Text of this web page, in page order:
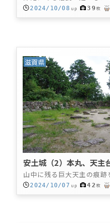
2024/10/08 up 39枚
滋賀県
安土城（2）本丸、天主
山中に残る巨大天主の痕跡
2024/10/07 up 42枚